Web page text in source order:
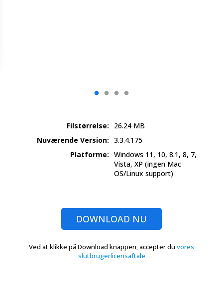
Filstørrelse:
26.24 MB
Nuværende Version: 3.3.4.175
Platforme: Windows 11, 10, 8.1, 8, 7,
Vista, XP (ingen Mac
OS/Linux support)
DOWNLOAD NU
Ved at klikke på Download knappen, accepter du vores
slutbrugerlicensaftale